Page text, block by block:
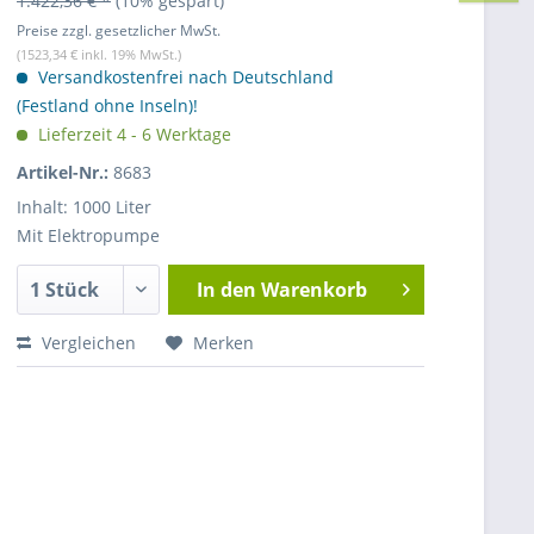
Preise zzgl. gesetzlicher MwSt.
(1523,34 € inkl. 19% MwSt.)
Versandkostenfrei nach Deutschland
(Festland ohne Inseln)!
Lieferzeit 4 - 6 Werktage
Artikel-Nr.: 8683
Inhalt: 1000 Liter
Mit Elektropumpe
In den Warenkorb
Vergleichen Merken